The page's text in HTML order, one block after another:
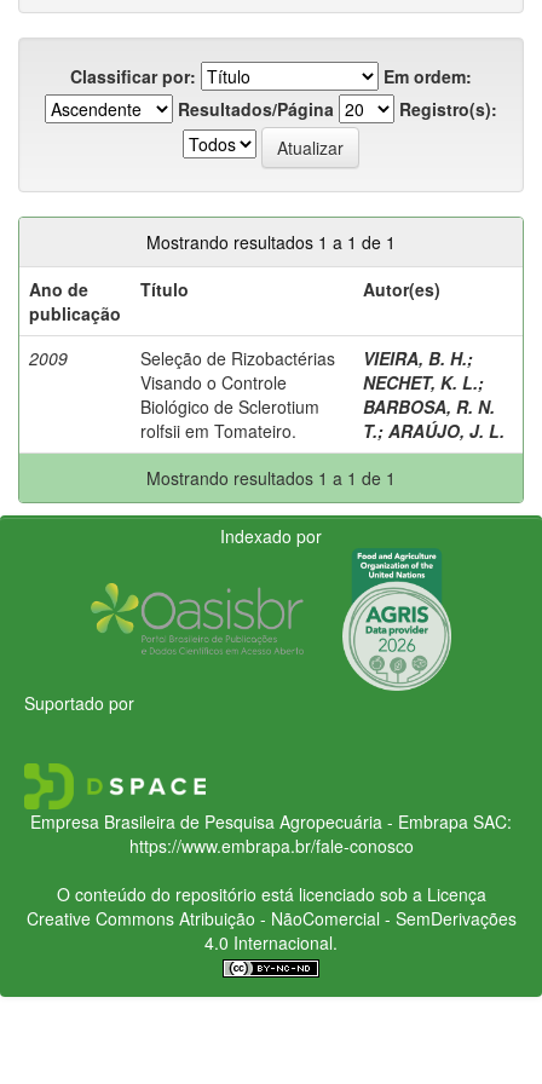
Classificar por:
Em ordem:
Resultados/Página
Registro(s):
Mostrando resultados 1 a 1 de 1
Ano de
publicação
Título Autor(es)
2009
Seleção de Rizobactérias
Visando o Controle
Biológico de Sclerotium
rolfsii em Tomateiro.
VIEIRA, B. H.;
NECHET, K. L.;
BARBOSA, R. N.
T.; ARAÚJO, J. L.
Mostrando resultados 1 a 1 de 1
Indexado por
Suportado por
Empresa Brasileira de Pesquisa Agropecuária - Embrapa SAC:
https://www.embrapa.br/fale-conosco
O conteúdo do repositório está licenciado sob a Licença
Creative CommonsAtribuição - NãoComercial - SemDerivações
4.0 Internacional.